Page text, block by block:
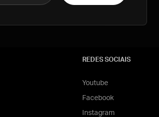
REDES SOCIAIS
Youtube
Facebook
Instagram